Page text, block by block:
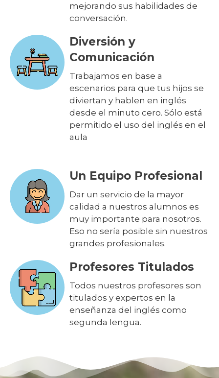
mejorando sus habilidades de
conversación.
Diversión y
Comunicación
Trabajamos en base a
escenarios para que tus hijos se
diviertan y hablen en inglés
desde el minuto cero. Sólo está
permitido el uso del inglés en el
aula
Un Equipo Profesional
Dar un servicio de la mayor
calidad a nuestros alumnos es
muy importante para nosotros.
Eso no sería posible sin nuestros
grandes profesionales.
Profesores Titulados
Todos nuestros profesores son
titulados y expertos en la
enseñanza del inglés como
segunda lengua.